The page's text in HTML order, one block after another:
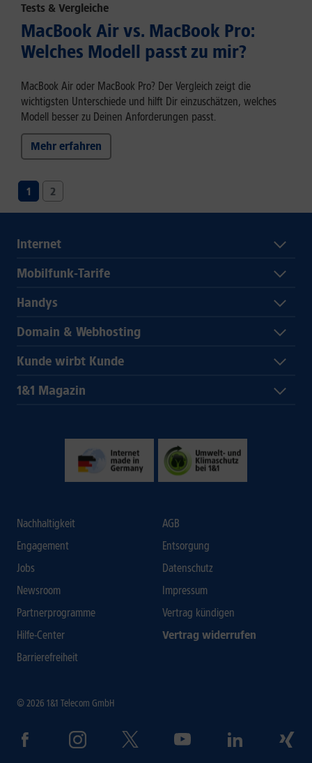
Tests & Vergleiche
MacBook Air vs. MacBook Pro:
Welches Modell passt zu mir?
MacBook Air oder MacBook Pro? Der Vergleich zeigt die
wichtigsten Unterschiede und hilft Dir einzuschätzen, welches
Modell besser zu Deinen Anforderungen passt.
Mehr erfahren
1 2
Internet
Mobilfunk-Tarife
Handys
Domain & Webhosting
Kunde wirbt Kunde
1&1 Magazin
Nachhaltigkeit
Engagement
Jobs
Newsroom
Partnerprogramme
Hilfe-Center
Barrierefreiheit
AGB
Entsorgung
Datenschutz
Impressum
Vertrag kündigen
Vertrag widerrufen
© 2026 1&1 Telecom GmbH